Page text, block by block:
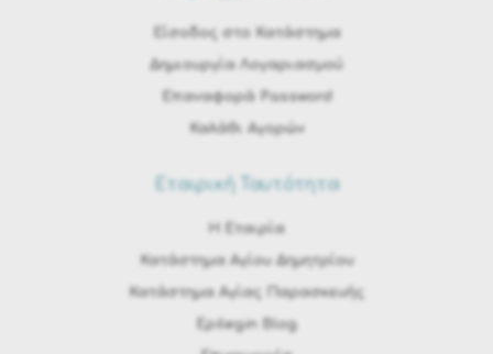
Είσοδος στο Κατάστημα
Δημιουργία Λογαριασμού
Επαναφορά Password
Καλάθι Αγορών
Εταιρική Ταυτότητα
H Εταιρία
Κατάστημα Αγίου Δημητρίου
Κατάστημα Αγίας Παρασκευής
Epilegin Blog